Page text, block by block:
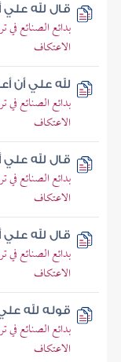
قال لله علي
بدائع الصنائع
الاعتكاف
لله علي أن
بدائع الصنائع
الاعتكاف
قال لله علي
بدائع الصنائع
الاعتكاف
قال لله
بدائع الصنائع
الاعتكاف
قوله لله
بدائع الصنائع
الاعتكاف